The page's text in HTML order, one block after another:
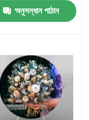
অনুসন্ধান পাঠান